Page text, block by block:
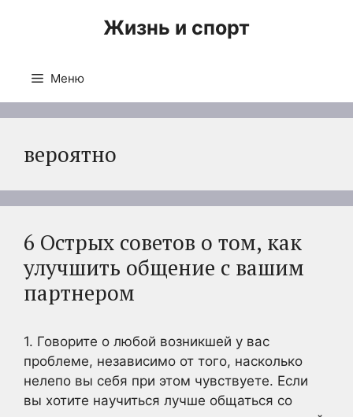
Жизнь и спорт
Меню
вероятно
6 Острых советов о том, как
улучшить общение с вашим
партнером
1. Говорите о любой возникшей у вас
проблеме, независимо от того, насколько
нелепо вы себя при этом чувствуете. Если
вы хотите научиться лучше общаться со